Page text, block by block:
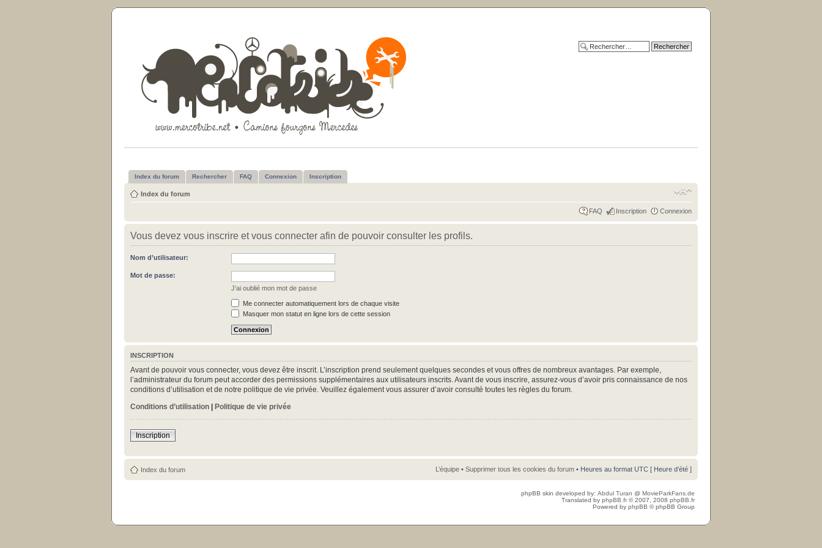
Index du forum Rechercher FAQ Connexion Inscription
Index du forum
FAQ Inscription Connexion
Vous devez vous inscrire et vous connecter afin de pouvoir consulter les profils.
Nom d’utilisateur:
Mot de passe:
J’ai oublié mon mot de passe
Me connecter automatiquement lors de chaque visite
Masquer mon statut en ligne lors de cette session
INSCRIPTION
Avant de pouvoir vous connecter, vous devez être inscrit. L’inscription prend seulement quelques secondes et vous offres de nombreux avantages. Par exemple,
l’administrateur du forum peut accorder des permissions supplémentaires aux utilisateurs inscrits. Avant de vous inscrire, assurez-vous d’avoir pris connaissance de nos
conditions d’utilisation et de notre politique de vie privée. Veuillez également vous assurer d’avoir consulté toutes les règles du forum.
Conditions d’utilisation | Politique de vie privée
Inscription
Index du forum L’équipe • Supprimer tous les cookies du forum • Heures au format UTC [ Heure d’été ]
phpBB skin developed by: Abdul Turan @ MovieParkFans.de
Translated by phpBB.fr © 2007, 2008 phpBB.fr
Powered by phpBB © phpBB Group